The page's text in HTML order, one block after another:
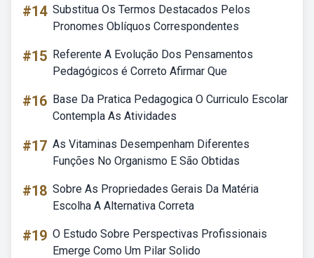
#14 Substitua Os Termos Destacados Pelos
Pronomes Oblíquos Correspondentes
#15 Referente A Evolução Dos Pensamentos
Pedagógicos é Correto Afirmar Que
#16 Base Da Pratica Pedagogica O Curriculo Escolar
Contempla As Atividades
#17 As Vitaminas Desempenham Diferentes
Funções No Organismo E São Obtidas
#18 Sobre As Propriedades Gerais Da Matéria
Escolha A Alternativa Correta
#19 O Estudo Sobre Perspectivas Profissionais
Emerge Como Um Pilar Solido